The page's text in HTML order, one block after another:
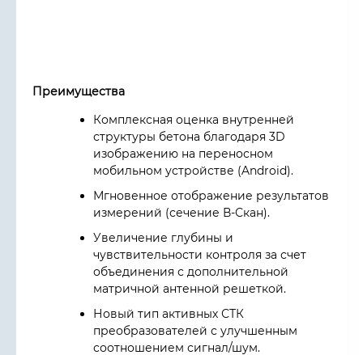
Преимущества
Комплексная оценка внутренней
структуры бетона благодаря 3D
изображению на переносном
мобильном устройстве (Android).
Мгновенное отображение результатов
измерений (сечение В-Скан).
Увеличение глубины и
чувствительности контроля за счет
объединения с дополнительной
матричной антенной решеткой.
Новый тип активных СТК
преобразователей с улучшенным
соотношением сигнал/шум.